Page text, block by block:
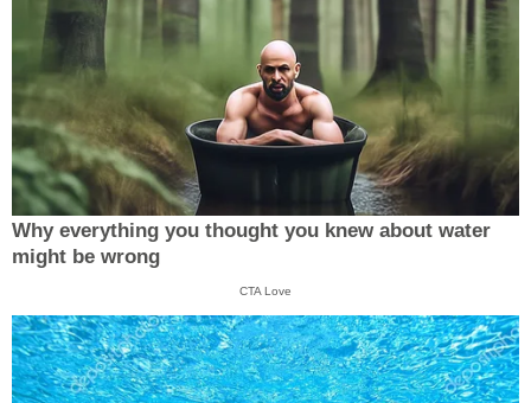
Why everything you thought you knew about water
might be wrong
CTA Love